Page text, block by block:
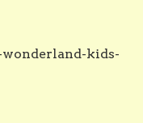
kids-